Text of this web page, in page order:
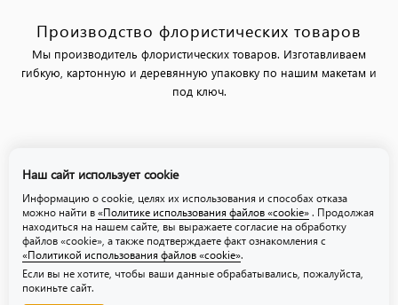
Производство флористических товаров
Мы производитель флористических товаров. Изготавливаем
гибкую, картонную и деревянную упаковку по нашим макетам и
под ключ.
Политика использования файлов «cookie»
Наш сайт использует cookie
Информацию о cookie, целях их использования и способах отказа
можно найти в «Политике использования файлов «cookie» . Продолжая
находиться на нашем сайте, вы выражаете согласие на обработку
файлов «cookie», а также подтверждаете факт ознакомления с
«Политикой использования файлов «cookie».
Если вы не хотите, чтобы ваши данные обрабатывались, пожалуйста,
покиньте сайт.